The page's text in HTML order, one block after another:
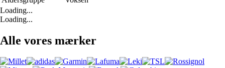
Loading...
Loading...
Alle vores mærker